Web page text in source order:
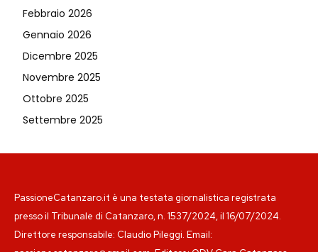
Febbraio 2026
Gennaio 2026
Dicembre 2025
Novembre 2025
Ottobre 2025
Settembre 2025
PassioneCatanzaro.it è una testata giornalistica registrata
presso il Tribunale di Catanzaro, n. 1537/2024, il 16/07/2024.
Direttore responsabile: Claudio Pileggi. Email: